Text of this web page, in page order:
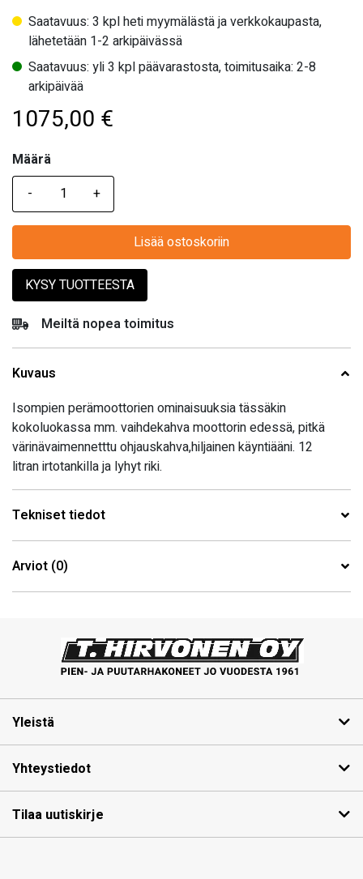
Saatavuus: 3 kpl heti myymälästä ja verkkokaupasta,
lähetetään 1-2 arkipäivässä
Saatavuus: yli 3 kpl päävarastosta, toimitusaika: 2-8
arkipäivää
1075,00 €
Määrä
Määrä
Lisää ostoskoriin
KYSY TUOTTEESTA
Meiltä nopea toimitus
Kuvaus
Isompien perämoottorien ominaisuuksia tässäkin
kokoluokassa mm. vaihdekahva moottorin edessä, pitkä
värinävaimennetttu ohjauskahva,hiljainen käyntiääni. 12
litran irtotankilla ja lyhyt riki.
Tekniset tiedot
Arviot (0)
Yleistä
Yhteystiedot
Tilaa uutiskirje